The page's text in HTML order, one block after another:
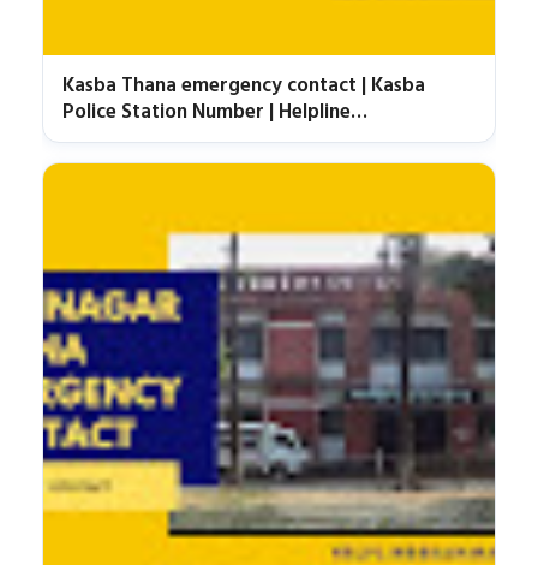
Kasba Thana emergency contact | Kasba
Police Station Number | Helpline
Brahmanbaria